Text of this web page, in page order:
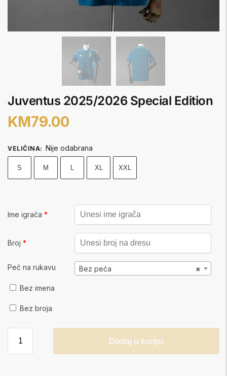
Juventus 2025/2026 Special Edition
KM79.00
VELIČINA: Nije odabrana
S M L XL XXL
Ime igrača *
Broj *
Peč na rukavu ×
Bez peča
Bez imena
Bez broja
Dodaj u korpu